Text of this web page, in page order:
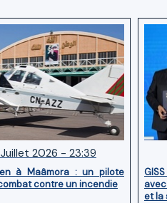
2026 - 23:39
à Maâmora : un pilote
contre un incendie
et la